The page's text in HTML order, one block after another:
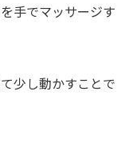
手でマッサージす
少し動かすことで